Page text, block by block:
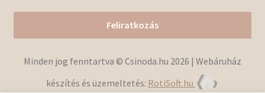
Minden jog fenntartva © Csinoda.hu 2026 | Webáruház
készítés és üzemeltetés: RotiSoft.hu